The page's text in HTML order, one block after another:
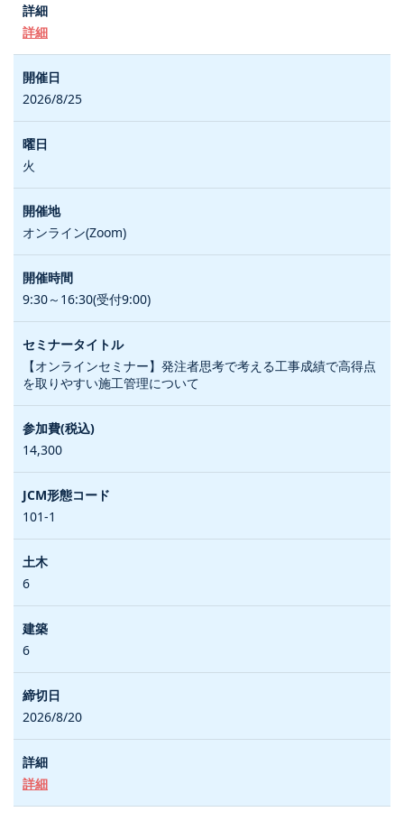
詳細
2026/8/25
火
オンライン(Zoom)
9:30～16:30(受付9:00)
【オンラインセミナー】発注者思考で考える工事成績で高得点
を取りやすい施工管理について
14,300
101-1
6
6
2026/8/20
詳細